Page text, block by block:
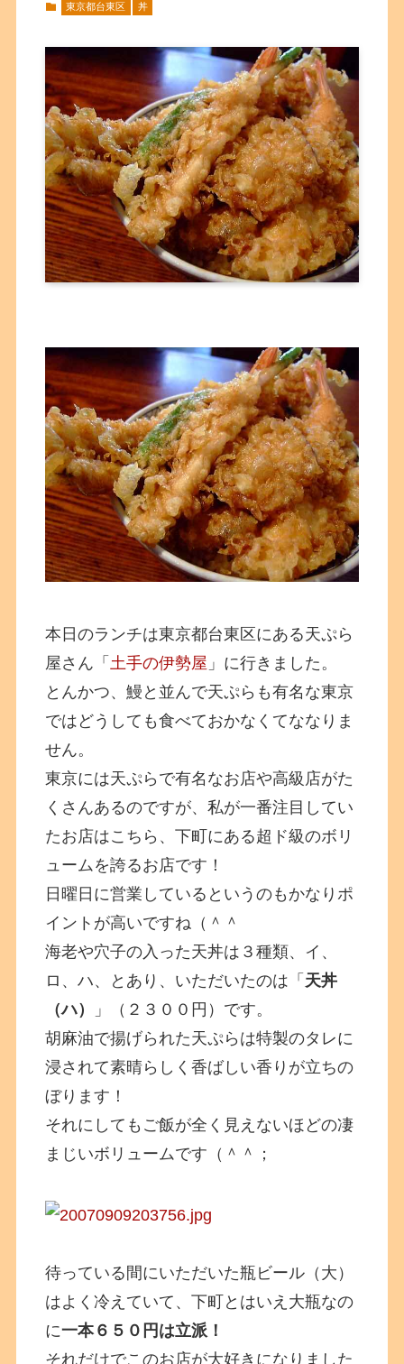
東京都台東区 丼
本日のランチは東京都台東区にある天ぷら
屋さん「土手の伊勢屋 」に行きました。
とんかつ、鰻と並んで天ぷらも有名な東京
ではどうしても食べておかなくてななりま
せん。
東京には天ぷらで有名なお店や高級店がた
くさんあるのですが、私が一番注目してい
たお店はこちら、下町にある超ド級のボリ
ュームを誇るお店です！
日曜日に営業しているというのもかなりポ
イントが高いですね（＾＾
海老や穴子の入った天丼は３種類、イ、
ロ、ハ、とあり、いただいたのは「 天丼
（ハ）
」（２３００円）です。
胡麻油で揚げられた天ぷらは特製のタレに
浸されて素晴らしく香ばしい香りが立ちの
ぼります！
それにしてもご飯が全く見えないほどの凄
まじいボリュームです（＾＾；
待っている間にいただいた瓶ビール（大）
はよく冷えていて、下町とはいえ大瓶なの
に一本６５０円は立派！
それだけでこのお店が大好きになりました